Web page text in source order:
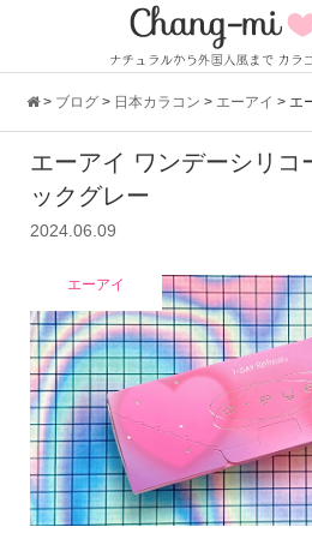
> ブログ > 日本カラコン > エーアイ > エ
ラマティックグレー
エーアイ ワンデーシリコ
ックグレー
2024.06.09
エーアイ